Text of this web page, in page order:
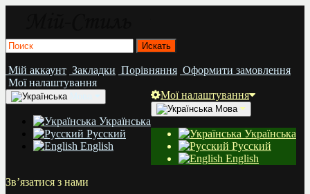
Мій аккаунт Закладки Порівняння Оформити замовлення
Мої налаштування
Українська
Русский
English
Мої налаштування
Мова
Українська
Русский
English
Зв’язатися з нами